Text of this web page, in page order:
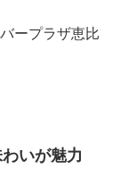
ープラザ恵比
いが魅力